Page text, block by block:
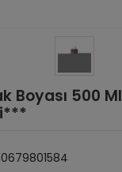
Boyası 500 Ml